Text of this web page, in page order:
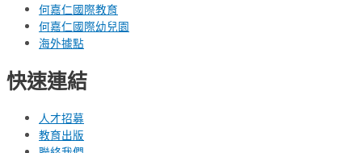
何嘉仁國際教育
何嘉仁國際幼兒園
海外據點
快速連結
人才招募
教育出版